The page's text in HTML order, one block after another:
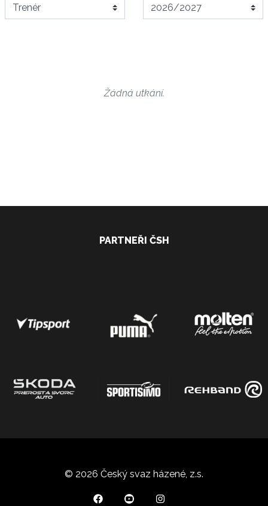
Žádná utkání.
PARTNEŘI ČSH
© 2026 Český svaz házené, z.s.